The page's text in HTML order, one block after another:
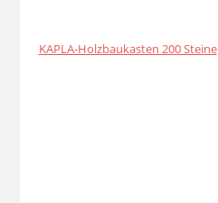
KAPLA-Holzbaukasten 200 Steine